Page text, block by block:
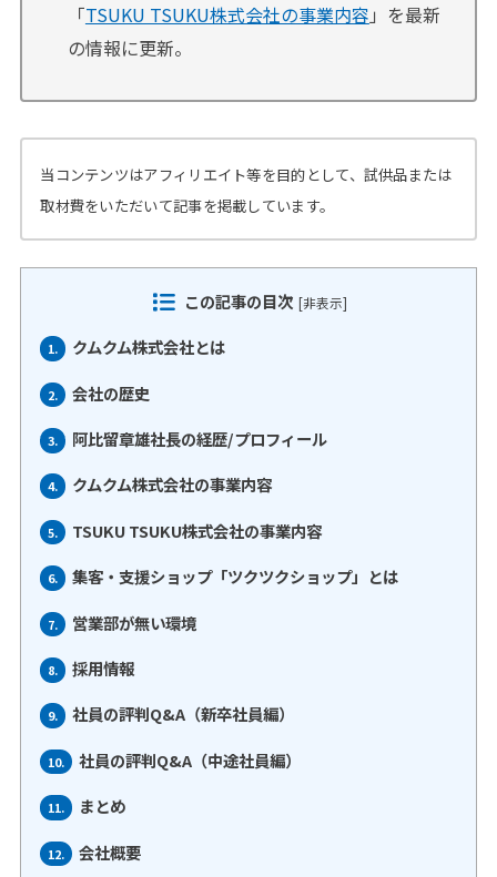
「TSUKU TSUKU株式会社の事業内容 」を最新
の情報に更新。
当コンテンツはアフィリエイト等を目的として、試供品または
取材費をいただいて記事を掲載しています。
この記事の目次 [非表示]
1. クムクム株式会社とは
2. 会社の歴史
3. 阿比留章雄社長の経歴/プロフィール
4. クムクム株式会社の事業内容
5. TSUKU TSUKU株式会社の事業内容
6. 集客・支援ショップ「ツクツクショップ」とは
7. 営業部が無い環境
8. 採用情報
9. 社員の評判Q&A（新卒社員編）
10. 社員の評判Q&A（中途社員編）
11. まとめ
12. 会社概要